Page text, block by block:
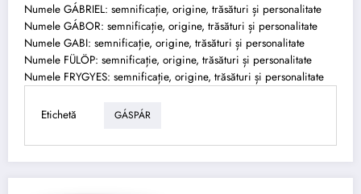
Numele GÁBRIEL: semnificație, origine, trăsături și personalitate
Numele GÁBOR: semnificație, origine, trăsături și personalitate
Numele GABI: semnificație, origine, trăsături și personalitate
Numele FÜLÖP: semnificație, origine, trăsături și personalitate
Numele FRYGYES: semnificație, origine, trăsături și personalitate
Etichetă GÁSPÁR